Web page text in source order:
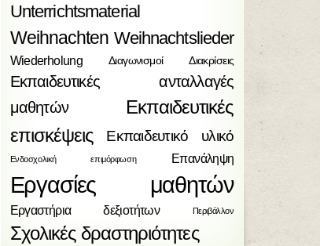
Unterrichtsmaterial
Weihnachten Weihnachtslieder
Wiederholung Διαγωνισμοί Διακρίσεις
Εκπαιδευτικές ανταλλαγές
μαθητών
Εκπαιδευτικές
επισκέψεις
Εκπαιδευτικό υλικό
Ενδοσχολική επιμόρφωση Επανάληψη
Εργασίες μαθητών
Εργαστήρια δεξιοτήτων Περιβάλλον
Σχολικές δραστηριότητες